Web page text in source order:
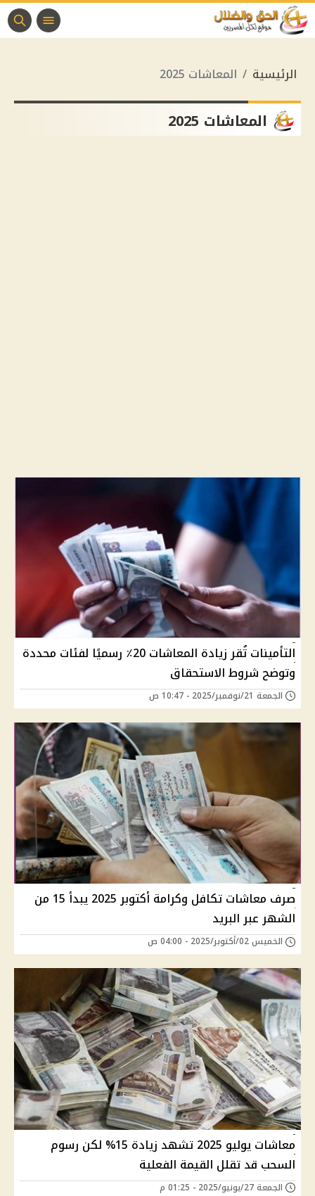
الرئيسية المعاشات 2025
المعاشات 2025
التأمينات تُقر زيادة المعاشات 20٪ رسميًا لفئات محددة
وتوضح شروط الاستحقاق
الجمعة 21/نوفمبر/2025 - 10:47 ص
صرف معاشات تكافل وكرامة أكتوبر 2025 يبدأ 15 من
الشهر عبر البريد
الخميس 02/أكتوبر/2025 - 04:00 ص
معاشات يوليو 2025 تشهد زيادة 15% لكن رسوم
السحب قد تقلل القيمة الفعلية
الجمعة 27/يونيو/2025 - 01:25 م